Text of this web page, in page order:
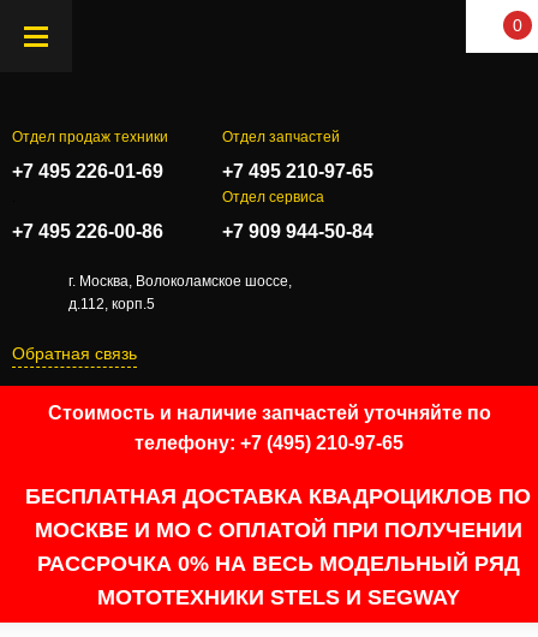
0
Отдел продаж техники
+7 495 226-01-69
Отдел запчастей
+7 495 210-97-65
+7 495 226-00-86
Отдел сервиса
+7 909 944-50-84
г. Москва, Волоколамское шоссе,
д.112, корп.5
Обратная связь
Стоимость и наличие запчастей уточняйте по
телефону: +7 (495) 210-97-65
БЕСПЛАТНАЯ ДОСТАВКА КВАДРОЦИКЛОВ ПО
МОСКВЕ И МО С ОПЛАТОЙ ПРИ ПОЛУЧЕНИИ
РАССРОЧКА 0% НА ВЕСЬ МОДЕЛЬНЫЙ РЯД
МОТОТЕХНИКИ STELS И SEGWAY